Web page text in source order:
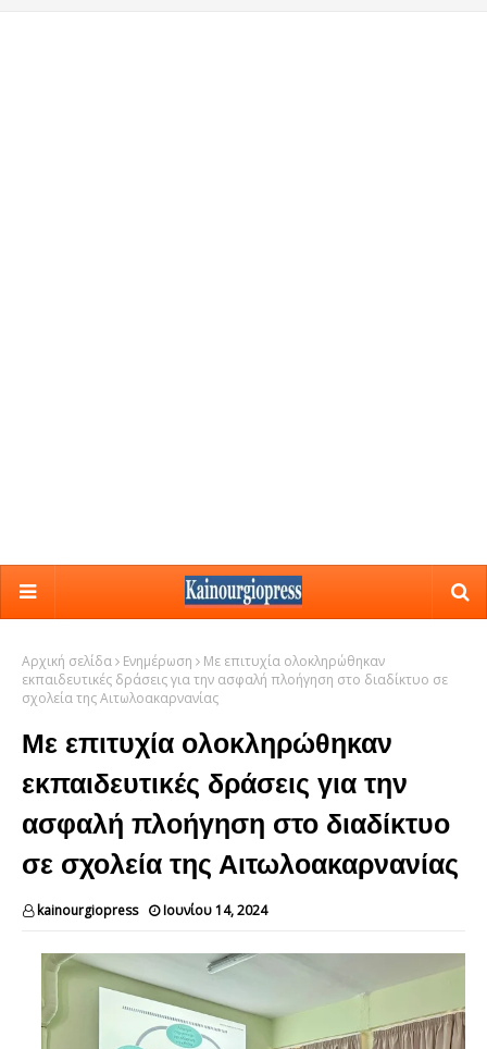
Αρχική σελίδα Ενημέρωση
Με επιτυχία ολοκληρώθηκαν
εκπαιδευτικές δράσεις για την ασφαλή πλοήγηση στο διαδίκτυο σε
σχολεία της Αιτωλοακαρνανίας
Με επιτυχία ολοκληρώθηκαν
εκπαιδευτικές δράσεις για την
ασφαλή πλοήγηση στο διαδίκτυο
σε σχολεία της Αιτωλοακαρνανίας
kainourgiopress Ιουνίου 14, 2024